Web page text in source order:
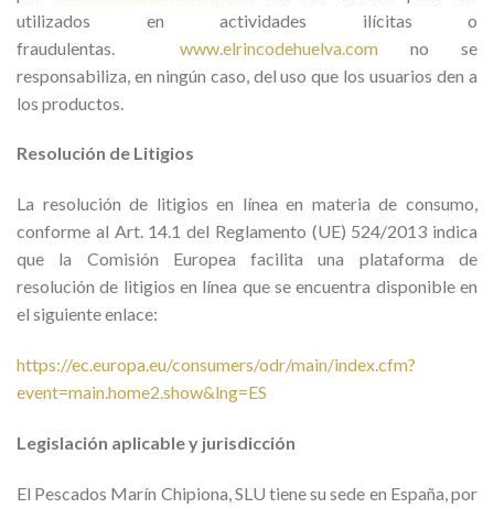
utilizados en actividades ilícitas o
fraudulentas. www.elrincodehuelva.comno se
responsabiliza, en ningún caso, del uso que los usuarios den a
los productos.
Resolución de Litigios
La resolución de litigios en línea en materia de consumo,
conforme al Art. 14.1 del Reglamento (UE) 524/2013 indica
que la Comisión Europea facilita una plataforma de
resolución de litigios en línea que se encuentra disponible en
el siguiente enlace:
https://ec.europa.eu/consumers/odr/main/index.cfm?
event=main.home2.show&lng=ES
Legislación aplicable y jurisdicción
El Pescados Marín Chipiona, SLU tiene su sede en España, por